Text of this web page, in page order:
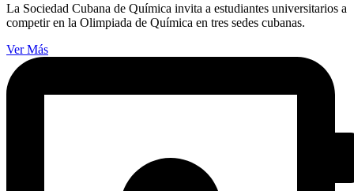
La Sociedad Cubana de Química invita a estudiantes universitarios a
competir en la Olimpiada de Química en tres sedes cubanas.
Ver Más